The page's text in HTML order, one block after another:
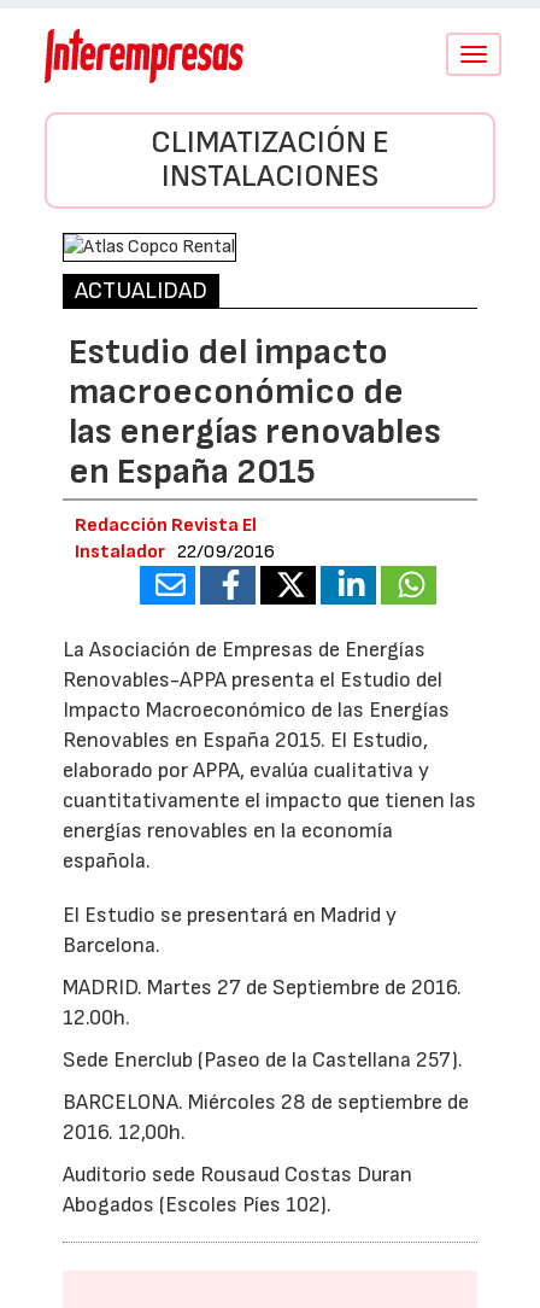
Conmutar
CLIMATIZACIÓN E
INSTALACIONES
ACTUALIDAD
Estudio del impacto
macroeconómico de
las energías renovables
en España 2015
Redacción Revista El
Instalador 22/09/2016
La Asociación de Empresas de Energías
Renovables-APPA presenta el Estudio del
Impacto Macroeconómico de las Energías
Renovables en España 2015. El Estudio,
elaborado por APPA, evalúa cualitativa y
cuantitativamente el impacto que tienen las
energías renovables en la economía
española.
El Estudio se presentará en Madrid y
Barcelona.
MADRID. Martes 27 de Septiembre de 2016.
12.00h.
Sede Enerclub (Paseo de la Castellana 257).
BARCELONA. Miércoles 28 de septiembre de
2016. 12,00h.
Auditorio sede Rousaud Costas Duran
Abogados (Escoles Píes 102).